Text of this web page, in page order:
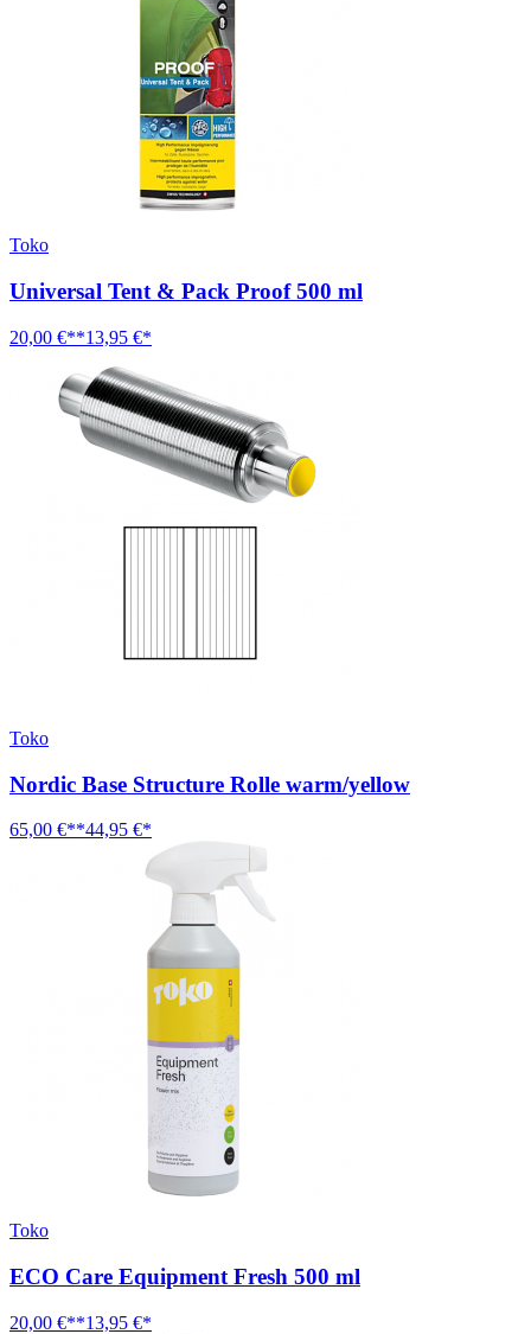
Toko
Universal Tent & Pack Proof 500 ml
20,00 €**13,95 €*
Toko
Nordic Base Structure Rolle warm/yellow
65,00 €**44,95 €*
Toko
ECO Care Equipment Fresh 500 ml
20,00 €**13,95 €*